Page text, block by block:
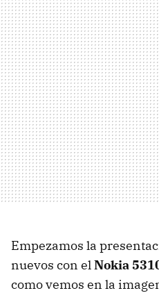
Empezamos la
nuevos con elNokia
como vemos en la